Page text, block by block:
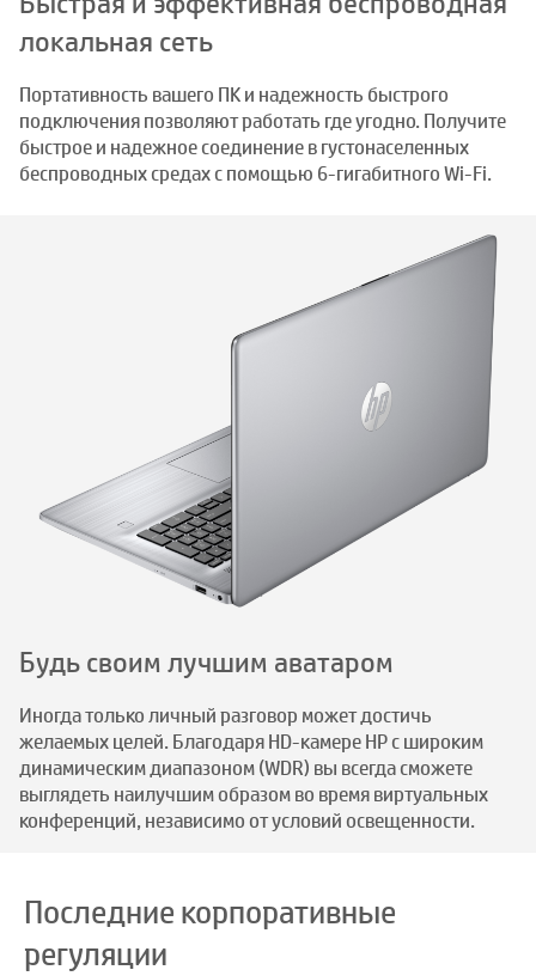
локальная сеть
Портативность вашего ПК и надежность быстрого
подключения позволяют работать где угодно. Получите
быстрое и надежное соединение в густонаселенных
беспроводных средах с помощью 6-гигабитного Wi-Fi.
Будь своим лучшим аватаром
Иногда только личный разговор может достичь
желаемых целей. Благодаря HD-камере HP с широким
динамическим диапазоном (WDR) вы всегда сможете
выглядеть наилучшим образом во время виртуальных
конференций, независимо от условий освещенности.
Последние корпоративные
регуляции